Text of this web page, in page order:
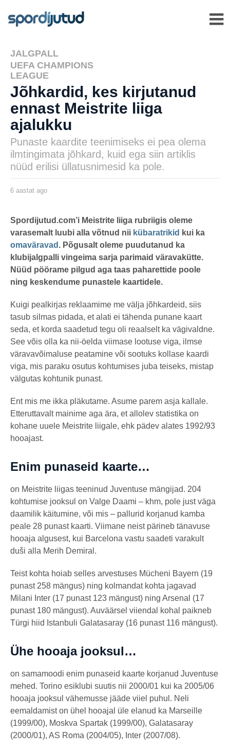
JALGPALL
UEFA CHAMPIONS
LEAGUE
Jõhkardid, kes kirjutanud
ennast Meistrite liiga
ajalukku
Punaste kaardite teenimiseks ei pea olema
ilmtingimata jõhkard, kuid ega siin artiklis
nüüd erilisi üllatusnimesid ka pole.
karlj
6 aastat ago
t
t
g
o
Spordijutud.com’i Meistrite liiga rubriigis oleme
varasemalt luubi alla võtnud nii kübaratrikid kui ka
omaväravad . Põgusalt oleme puudutanud ka
klubijalgpalli vingeima sarja parimaid väravakütte.
Nüüd pöörame pilgud aga taas paharettide poole
ning keskendume punastele kaartidele.
Kuigi pealkirjas reklaamime me välja jõhkardeid, siis
tasub silmas pidada, et alati ei tähenda punane kaart
seda, et korda saadetud tegu oli reaalselt ka vägivaldne.
See võis olla ka nii-öelda viimase lootuse viga, ilmse
väravavõimaluse peatamine või sootuks kollase kaardi
viga, mis paraku osutus kohtumises juba teiseks, mistap
välgutas kohtunik punast.
Ent mis me ikka pläkutame. Asume parem asja kallale.
Etteruttavalt mainime aga ära, et allolev statistika on
kohane uuele Meistrite liigale, ehk pädev alates 1992/93
hooajast.
Enim punaseid kaarte…
on Meistrite liigas teeninud Juventuse mängijad. 204
kohtumise jooksul on Valge Daami – khm, pole just väga
daamilik käitumine, või mis – pallurid korjanud kamba
peale 28 punast kaarti. Viimane neist pärineb tänavuse
hooaja algusest, kui Barcelona vastu saadeti varakult
duši alla Merih Demiral.
Teist kohta hoiab selles arvestuses Mücheni Bayern (19
punast 258 mängus) ning kolmandat kohta jagavad
Milani Inter (17 punast 123 mängust) ning Arsenal (17
punast 180 mängust). Auväärsel viiendal kohal paikneb
Türgi hiid Istanbuli Galatasaray (16 punast 116 mängust).
Ühe hooaja jooksul…
on samamoodi enim punaseid kaarte korjanud Juventuse
mehed. Torino esiklubi suutis nii 2000/01 kui ka 2005/06
hooaja jooksul vähemusse jääde viiel puhul. Neli
eemaldamist on ühel hooajal üle elanud ka Marseille
(1999/00), Moskva Spartak (1999/00), Galatasaray
(2000/01), AS Roma (2004/05), Inter (2007/08).